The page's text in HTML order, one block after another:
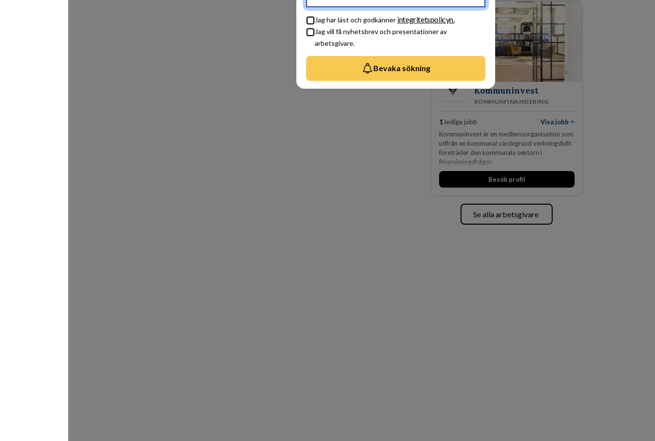
Jag har läst och godkänner integritetspolicyn.
Jag vill få nyhetsbrev och presentationer av
arbetsgivare.
Bevaka sökning
skydda, utveckla och kommersialisera
företagets viktigaste tillgångar.
Kommuninvest
KOMMUNFINANSIERING
1lediga jobb
Visa jobb
Kommuninvest är en medlemsorganisation som
utifrån en kommunal värdegrund verkningsfullt
företräder den kommunala sektorn i
finansieringsfrågor.
Besök profil
Se alla arbetsgivare